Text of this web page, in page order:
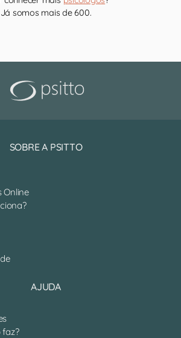
Já somos mais de 600.
SOBRE A PSITTO
Online
AJUDA